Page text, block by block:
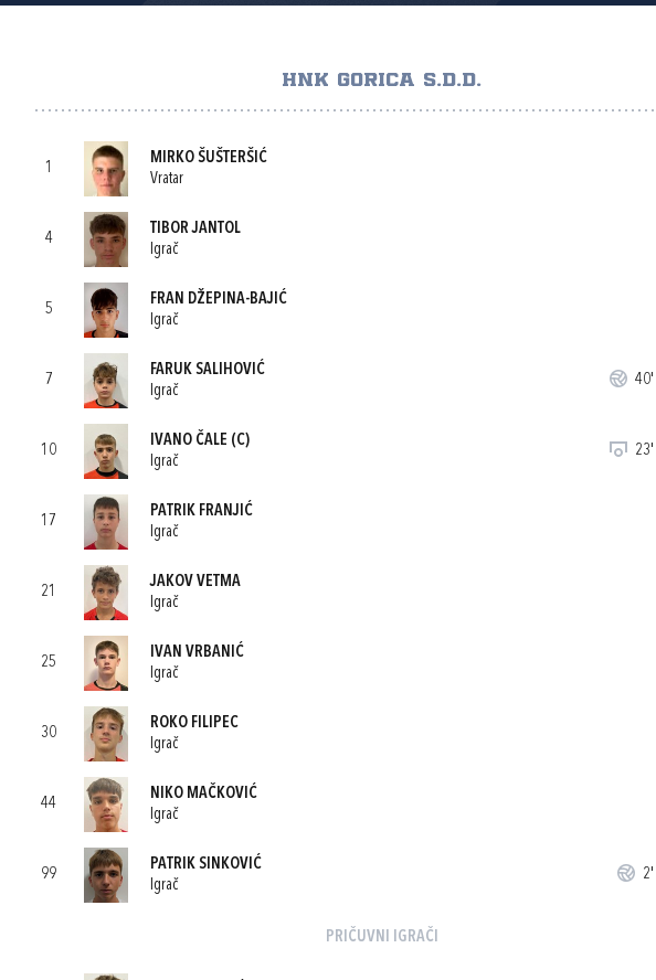
HNK GORICA S.D.D.
1
MIRKO ŠUŠTERŠIĆ
Vratar
4
TIBOR JANTOL
Igrač
5
FRAN DŽEPINA-BAJIĆ
Igrač
7
FARUK SALIHOVIĆ
Igrač
40'
10
IVANO ČALE (C)
Igrač
23'
17
PATRIK FRANJIĆ
Igrač
21
JAKOV VETMA
Igrač
25
IVAN VRBANIĆ
Igrač
30
ROKO FILIPEC
Igrač
44
NIKO MAČKOVIĆ
Igrač
99
PATRIK SINKOVIĆ
Igrač
2'
PRIČUVNI IGRAČI